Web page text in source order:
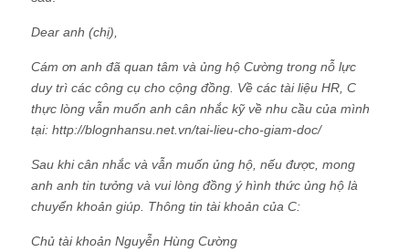
Dear anh (chị),
Cám ơn anh đã quan tâm và ủng hộ Cường trong nỗ lực
duy trì các công cụ cho cộng đồng. Về các tài liệu HR, C
thực lòng vẫn muốn anh cân nhắc kỹ về nhu cầu của mình
tại: http://blognhansu.net.vn/tai-lieu-cho-giam-doc/
Sau khi cân nhắc và vẫn muốn ủng hộ, nếu được, mong
anh anh tin tưởng và vui lòng đồng ý hình thức ủng hộ là
chuyển khoản giúp. Thông tin tài khoản của C:
Chủ tài khoản Nguyễn Hùng Cường